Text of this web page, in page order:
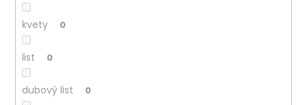
kvety 0
list 0
dubový list 0